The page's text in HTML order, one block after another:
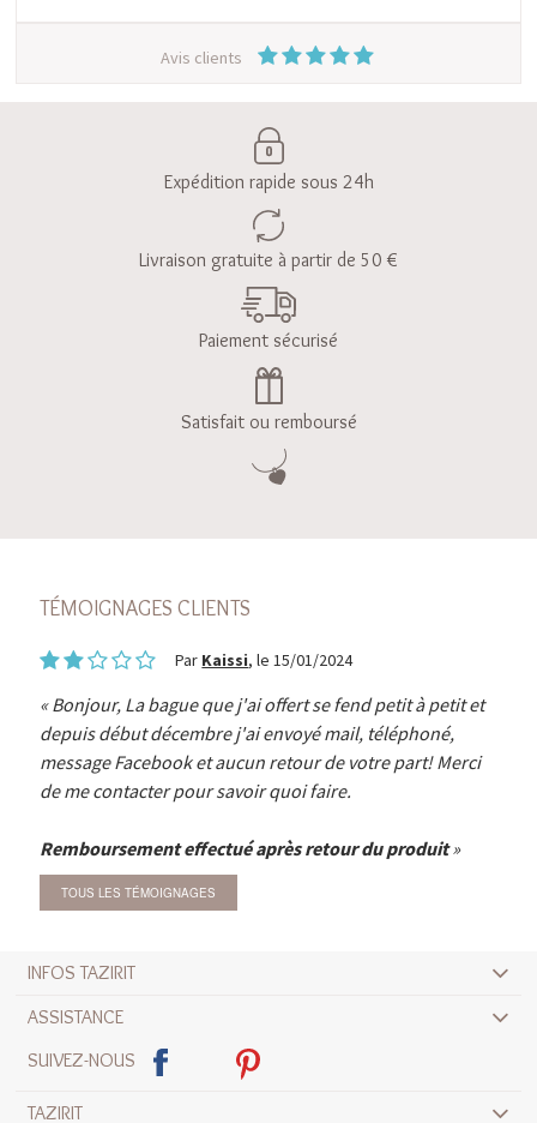
Avis clients
Expédition rapide sous 24h
Livraison gratuite à partir de 50 €
Paiement sécurisé
Satisfait ou remboursé
TÉMOIGNAGES CLIENTS
Par Kaissi, le 15/01/2024
Bonjour, La bague que j'ai offert se fend petit à petit et
depuis début décembre j'ai envoyé mail, téléphoné,
message Facebook et aucun retour de votre part! Merci
de me contacter pour savoir quoi faire.
Remboursement effectué après retour du produit
TOUS LES TÉMOIGNAGES
INFOS TAZIRIT
ASSISTANCE
SUIVEZ-NOUS
TAZIRIT